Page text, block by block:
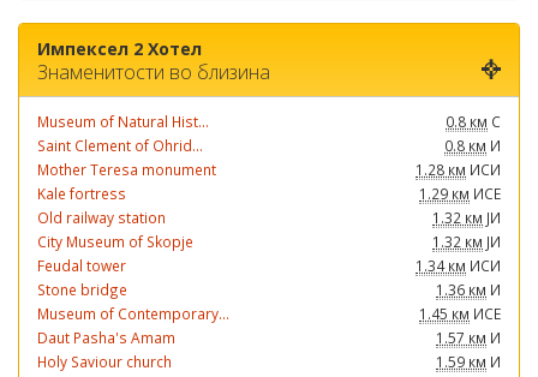
Импексел 2 Хотел
Знаменитости во близина
Museum of Natural Hist... 0.8 км С
Saint Clement of Ohrid...
0.8 км И
Mother Teresa monument
1.28 км ИСИ
Kale fortress
1.29 км ИСЕ
Old railway station
1.32 км ЈИ
City Museum of Skopje
1.32 км ЈИ
Feudal tower
1.34 км ИСИ
Stone bridge
1.36 км И
Museum of Contemporary...
1.45 км ИСЕ
Daut Pasha's Amam
1.57 км И
Holy Saviour church
1.59 км И